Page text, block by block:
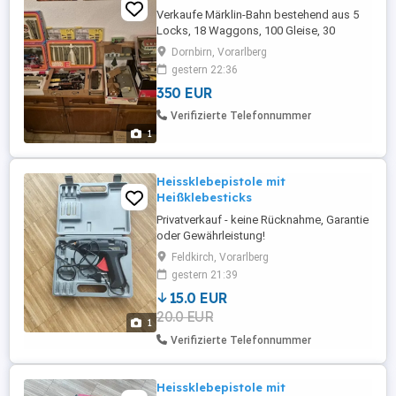
1
Verkaufe Märklin-Bahn bestehend aus 5
Locks, 18 Waggons, 100 Gleise, 30
Häuser, Brücken, Tunnel usw.
Dornbirn, Vorarlberg
gestern 22:36
350 EUR
Verifizierte Telefonnummer
1
Heissklebepistole mit
Heißklebesticks
Privatverkauf - keine Rücknahme, Garantie
oder Gewährleistung!
Feldkirch, Vorarlberg
gestern 21:39
15.0 EUR
20.0 EUR
Verifizierte Telefonnummer
Heissklebepistole mit